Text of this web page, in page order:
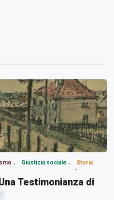
Giustizia sociale
Storia
Testimonianza di